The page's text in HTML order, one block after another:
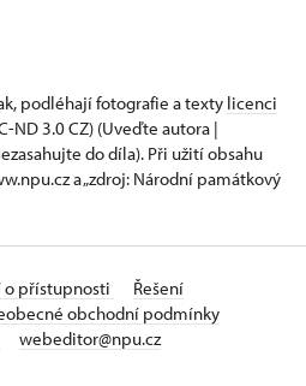
podléhají fotografie a texty licenci
ND 3.0 CZ) (Uveďte autora |
do díla). Při užití obsahu
a „zdroj: Národní památkový
o přístupnosti
Řešení
obchodní podmínky
webeditor@npu.cz